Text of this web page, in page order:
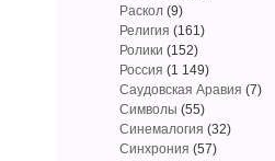
Раскол (9)
Религия (161)
Ролики (152)
Россия (1 149)
Саудовская Аравия (7)
Символы (55)
Синемалогия (32)
Синхрония (57)